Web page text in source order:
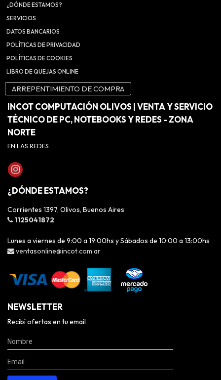
¿DÓNDE ESTAMOS?
SERVICIOS
DATOS BANCARIOS
POLÍTICAS DE PRIVACIDAD
POLÍTICAS DE COOKIES
LIBRO DE QUEJAS ONLINE
ARREPENTIMIENTO DE COMPRA
INCOT COMPUTACIÓN OLIVOS | VENTA Y SERVICIO
TÉCNICO DE PC, NOTEBOOKS Y REDES - ZONA
NORTE
EN LAS REDES
¿DÓNDE ESTAMOS?
Corrientes 1397, Olivos, Buenos Aires
1125041872
Lunes a viernes de 9:00 a 19:00hs y Sábados de 10:00 a 13:00hs
ventasonline@incot.com.ar
NEWSLETTER
Recibí ofertas en tu email